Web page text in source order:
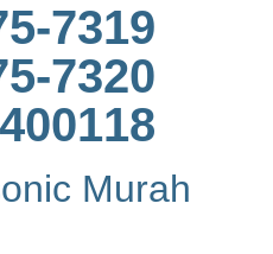
7319
7320
Murah